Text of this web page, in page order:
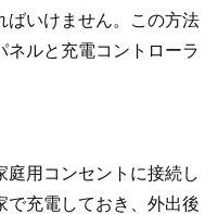
ばいけません。この方法
ネルと充電コントローラ
庭用コンセントに接続し
で充電しておき、外出後